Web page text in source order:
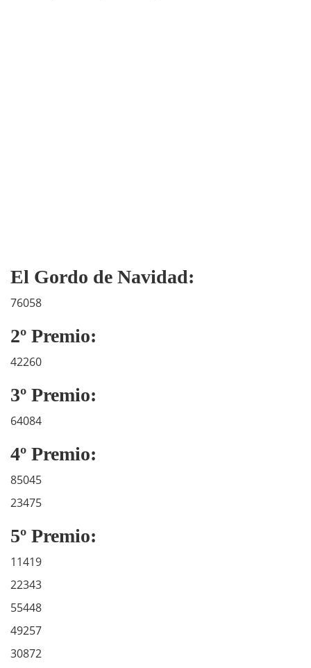
El Gordo de Navidad:
76058
2º Premio:
42260
3º Premio:
64084
4º Premio:
85045
23475
5º Premio:
11419
22343
55448
49257
30872